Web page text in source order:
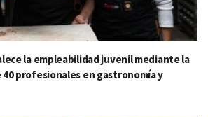
la empleabilidad juvenil mediante la
40 profesionales en gastronomía y